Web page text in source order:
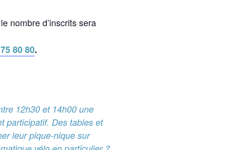
nombre d’inscrits sera
80 80.
12h30 et 14h00 une
participatif. Des tables et
leur pique-nique sur